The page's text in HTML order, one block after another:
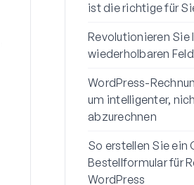
ist die richtige für
Revolutionieren Sie
wiederholbaren
WordPress-
um intelligenter,
abzurechnen
So erstellen Sie ein
Bestellformular für
WordPress